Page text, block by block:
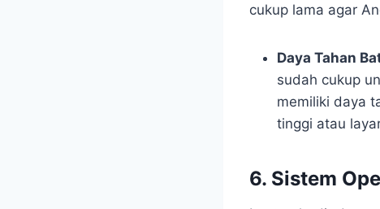
cukup lama agar
Daya Tahan
sudah cukup
memiliki daya
tinggi atau
6. Sistem